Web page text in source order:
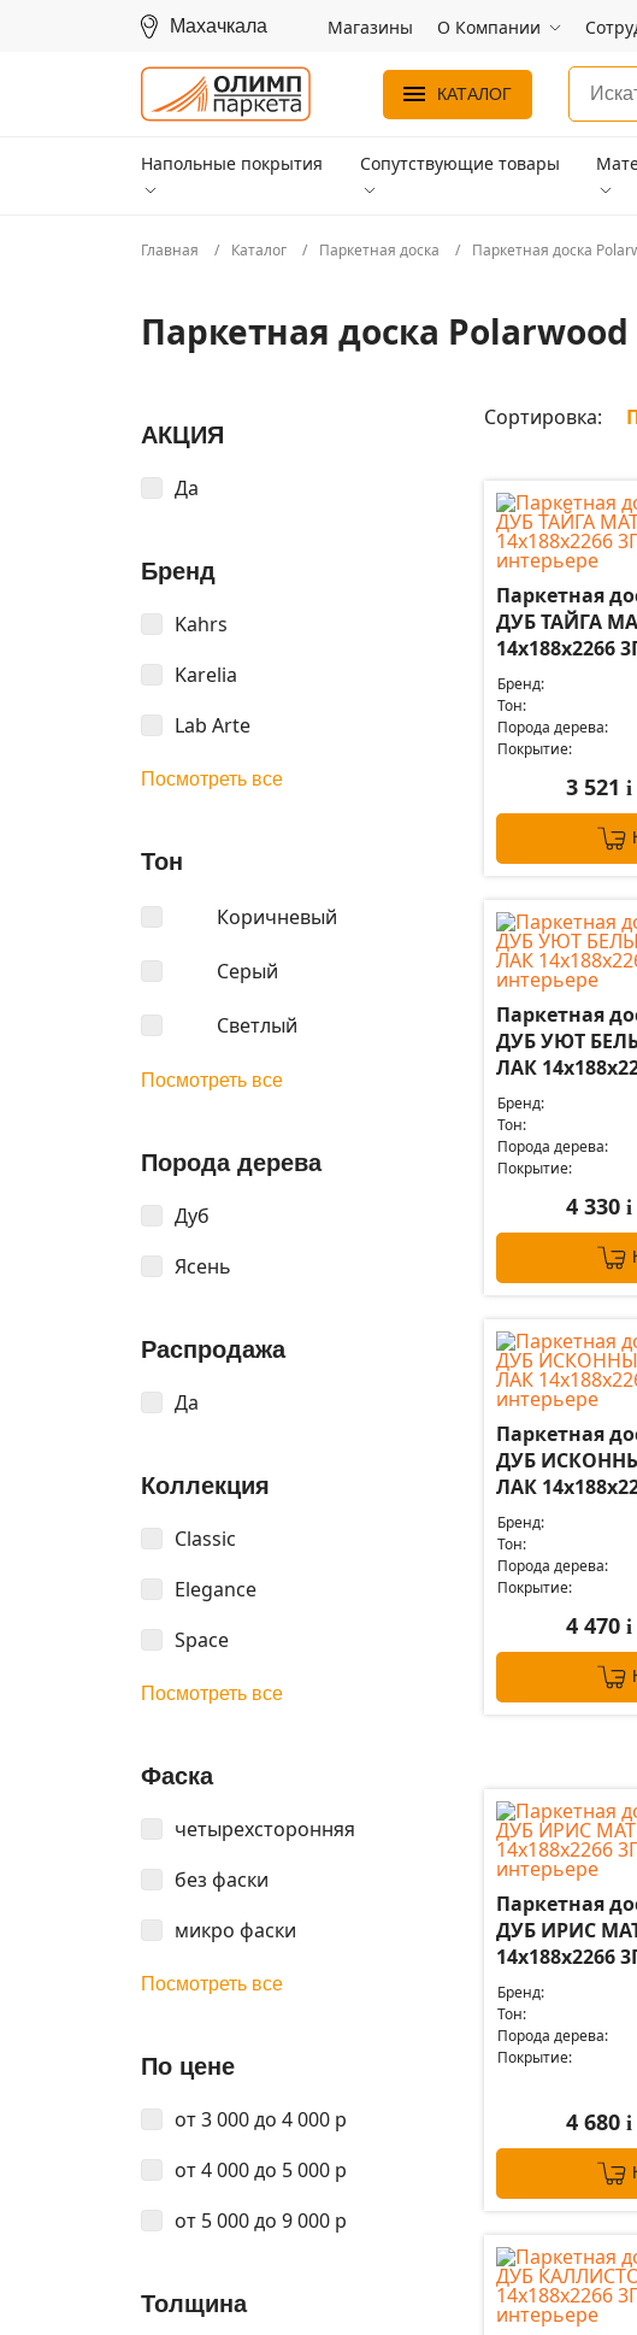
Махачкала Магазины О Компании
КАТАЛОГ
Напольные покрытия Сопутствующие товары
Главная Каталог Паркетная доска Паркетная доска
Паркетная доска Polarwood
АКЦИЯ
Да
Бренд
Kahrs
Karelia
Lab Arte
Посмотреть все
Тон
Коричневый
Серый
Светлый
Посмотреть все
Порода дерева
Дуб
Ясень
Распродажа
Да
Коллекция
Classic
Elegance
Space
Посмотреть все
Фаска
четырехсторонняя
без фаски
микро фаски
Посмотреть все
По цене
от 3 000 до 4 000 р
от 4 000 до 5 000 р
от 5 000 до 9 000 р
Толщина
Сортировка:
Паркетная
ДУБ ТАЙГА
14x188x2266
Бренд:
Тон:
Порода дерева:
Покрытие:
3 521 i
Паркетная
ДУБ УЮТ
ЛАК
Бренд:
Тон:
Порода дерева:
Покрытие:
4 330 i
Паркетная
ДУБ
ЛАК
Бренд:
Тон:
Порода дерева:
Покрытие:
4 470 i
Паркетная
ДУБ ИРИС
14x188x2266
Бренд:
Тон:
Порода дерева:
Покрытие:
4 680 i